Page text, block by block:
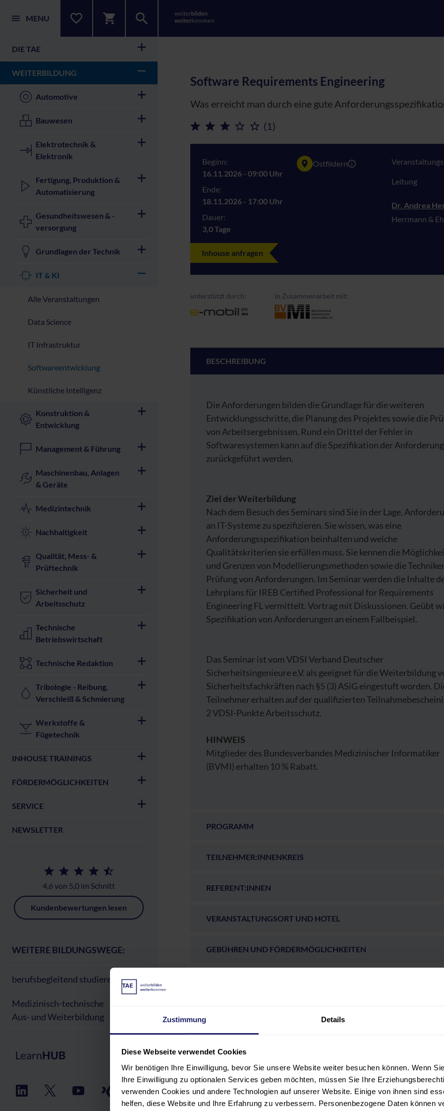
Zustimmung Details
Diese Webseite verwendet Cookies
Wir benötigen Ihre Einwilligung, bevor Sie unsere Website weiter besuchen können. Wenn
Ihre Einwilligung zu optionalen Services geben möchten, müssen Sie Ihre
verwenden Cookies und andere Technologien auf unserer Website. Einige von ihnen sind
helfen, diese Website und Ihre Erfahrung zu verbessern. Personenbezogene Daten können
MENU
DIE TAE
WEITERBILDUNG
Automotive
Bauwesen
Elektrotechnik &
Elektronik
Fertigung, Produktion &
Automatisierung
Gesundheitswesen & -
versorgung
Grundlagen der Technik
IT & KI
Alle Veranstaltungen
Data Science
IT Infrastruktur
Softwareentwicklung
Künstliche Intelligenz
Konstruktion &
Entwicklung
Management & Führung
Maschinenbau, Anlagen
& Geräte
Medizintechnik
Nachhaltigkeit
Qualität, Mess- &
Prüftechnik
Sicherheit und
Arbeitsschutz
Technische
Betriebswirtschaft
Technische Redaktion
Tribologie - Reibung,
Verschleiß & Schmierung
Werkstoffe &
Fügetechnik
INHOUSE TRAININGS
FÖRDERMÖGLICHKEITEN
SERVICE
NEWSLETTER
4,6 von 5,0 im Schnitt
Kundenbewertungen lesen
WEITERE BILDUNGSWEGE:
berufsbegleitend studieren
Medizinisch-technische
Aus- und Weiterbildung
Software Requirements Engineering
Was erreicht man durch eine gute
(1)
Beginn:
16.11.2026 - 09:00 Uhr
Ende:
18.11.2026 - 17:00 Uhr
Dauer:
3,0 Tage
Ostfildern
Leitung
Dr. Andrea
Herrmann &
Inhouse anfragen
unterstützt durch: in Zusammenarbeit mit:
BESCHREIBUNG
Die Anforderungen bilden die Grundlage für die weiteren
Entwicklungsschritte, die Planung des Projektes sowie die
von Arbeitsergebnissen. Rund ein Drittel der Fehler in
Softwaresystemen kann auf die Spezifikation der
zurückgeführt werden.
Ziel der Weiterbildung
Nach dem Besuch des Seminars sind Sie in der Lage,
an IT-Systeme zu spezifizieren. Sie wissen, was eine
Anforderungsspezifikation beinhalten und welche
Qualitätskriterien sie erfüllen muss. Sie kennen die
und Grenzen von Modellierungsmethoden sowie die
Prüfung von Anforderungen. Im Seminar werden die Inhalte
Lehrplans für IREB Certified Professional for Requirements
Engineering FL vermittelt. Vortrag mit Diskussionen. Geübt
Spezifikation von Anforderungen an einem Fallbeispiel.
Das Seminar ist vom VDSI Verband Deutscher
Sicherheitsingenieure e.V. als geeignet für die Weiterbildung
Sicherheitsfachkräften nach §5 (3) ASiG eingestuft worden.
Teilnehmer erhalten auf der qualifizierten
2 VDSI-Punkte Arbeitsschutz.
HINWEIS
Mitglieder des Bundesverbandes Medizinischer Informatiker
(BVMI) erhalten 10 % Rabatt.
PROGRAMM
TEILNEHMER:INNENKREIS
REFERENT:INNEN
VERANSTALTUNGSORT UND HOTEL
GEBÜHREN UND FÖRDERMÖGLICHKEITEN
5 Sterne
4 Sterne
(0)
3 Sterne
2 Sterne
(0)
1 Sterne
(0)
Software
Vermittelt
Das Seminar